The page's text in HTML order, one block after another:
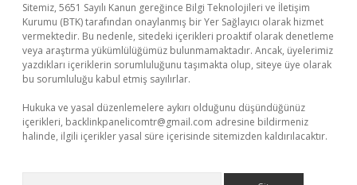
Sitemiz, 5651 Sayılı Kanun gereğince Bilgi Teknolojileri ve İletişim
Kurumu (BTK) tarafından onaylanmış bir Yer Sağlayıcı olarak hizmet
vermektedir. Bu nedenle, sitedeki içerikleri proaktif olarak denetleme
veya araştırma yükümlülüğümüz bulunmamaktadır. Ancak, üyelerimiz
yazdıkları içeriklerin sorumluluğunu taşımakta olup, siteye üye olarak
bu sorumluluğu kabul etmiş sayılırlar.
Hukuka ve yasal düzenlemelere aykırı olduğunu düşündüğünüz
içerikleri, backlinkpanelicomtr@gmail.com adresine bildirmeniz
halinde, ilgili içerikler yasal süre içerisinde sitemizden kaldırılacaktır.